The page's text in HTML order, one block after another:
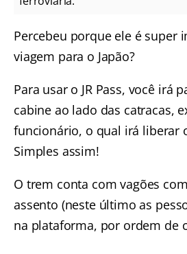
Percebeu porque ele é super
viagem para o Japão?
Para usar o JR Pass, você irá
cabine ao lado das catracas,
funcionário, o qual irá liberar
Simples assim!
O trem conta com vagões
assento (neste último as
na plataforma, por ordem de